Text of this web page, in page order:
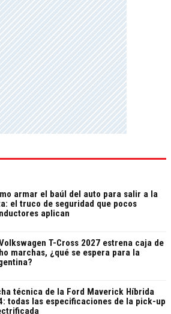
armar el baúl del auto para salir a la
el truco de seguridad que pocos
aplican
T-Cross 2027 estrena caja de
marchas, ¿qué se espera para la
técnica de la Ford Maverick Híbrida
todas las especificaciones de la pick-up